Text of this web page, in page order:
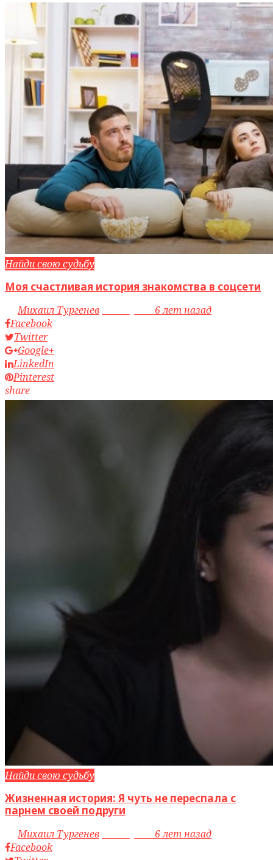
Найди свою судьбу
Моя счастливая история знакомства в соцсети
byМихаил Тургенев
6 лет назад
Facebook
Twitter
Google+
LinkedIn
Pinterest
share
Найди свою судьбу
Жизненная история: Я чуть не переспала с
парнем своей подруги
byМихаил Тургенев
6 лет назад
Facebook